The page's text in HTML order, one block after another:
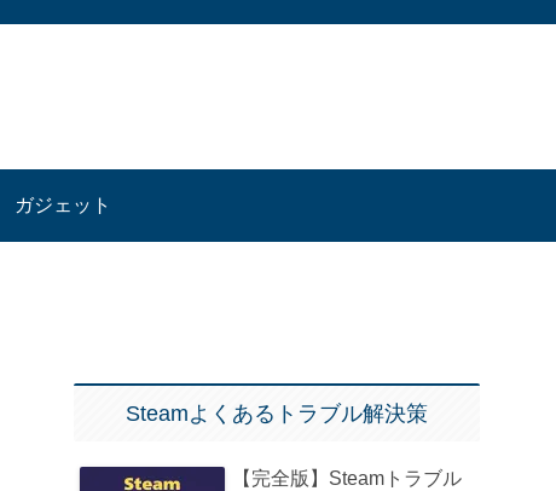
ガジェット
Steamよくあるトラブル解決策
【完全版】Steamトラブル